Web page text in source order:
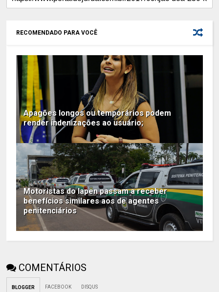
RECOMENDADO PARA VOCÊ
Apagões longos ou temporários podem
render indenizações ao usuário;
Motoristas do Iapen passam a receber
benefícios similares aos de agentes
penitenciários
COMENTÁRIOS
BLOGGER FACEBOOK DISQUS